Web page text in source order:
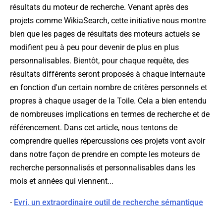
résultats du moteur de recherche. Venant après des
projets comme WikiaSearch, cette initiative nous montre
bien que les pages de résultats des moteurs actuels se
modifient peu à peu pour devenir de plus en plus
personnalisables. Bientôt, pour chaque requête, des
résultats différents seront proposés à chaque internaute
en fonction d'un certain nombre de critères personnels et
propres à chaque usager de la Toile. Cela a bien entendu
de nombreuses implications en termes de recherche et de
référencement. Dans cet article, nous tentons de
comprendre quelles répercussions ces projets vont avoir
dans notre façon de prendre en compte les moteurs de
recherche personnalisés et personnalisables dans les
mois et années qui viennent...
- Evri, un extraordinaire outil de recherche sémantique